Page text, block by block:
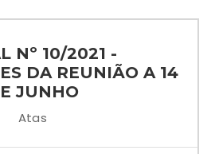
Nº 10/2021 -
DA REUNIÃO A 14
JUNHO
Atas